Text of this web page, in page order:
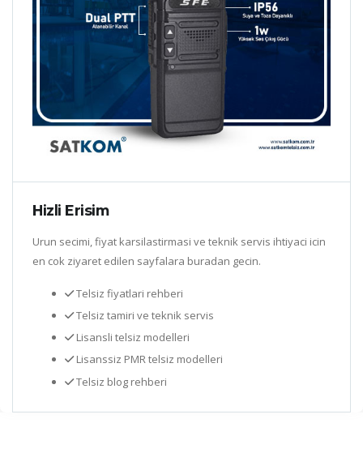
Hizli Erisim
Urun secimi, fiyat karsilastirmasi ve teknik servis ihtiyaci icin
en cok ziyaret edilen sayfalara buradan gecin.
Telsiz fiyatlari rehberi
Telsiz tamiri ve teknik servis
Lisansli telsiz modelleri
Lisanssiz PMR telsiz modelleri
Telsiz blog rehberi